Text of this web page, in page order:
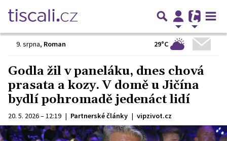
9. srpna, Roman 29°C
Godla žil v paneláku, dnes chová
prasata a kozy. V domě u Jičína
bydlí pohromadě jedenáct lidí
20. 5. 2026 – 12:19 | Partnerské články | vipzivot.cz